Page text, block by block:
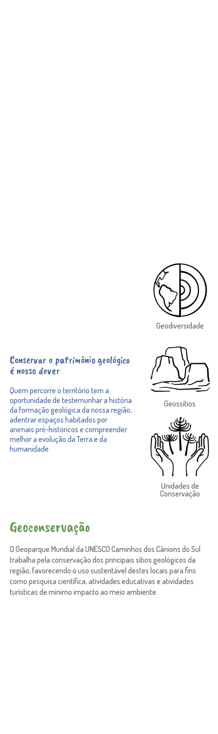
Conservar o patrimônio geológico
é nosso dever
Quem percorre o território tem a
oportunidade de testemunhar a história
da formação geológica da nossa região,
adentrar espaços habitados por
animais pré-históricos e compreender
melhor a evolução da Terra e da
humanidade.
Geodiversidade
Geossítios
Unidades de
Conservação
Geoconservação
O Geoparque Mundial da UNESCO Caminhos dos Cânions do Sul
trabalha pela conservação dos principais sítios geológicos da
região, favorecendo o uso sustentável destes locais para fins
como pesquisa científica, atividades educativas e atividades
turísticas de mínimo impacto ao meio ambiente.